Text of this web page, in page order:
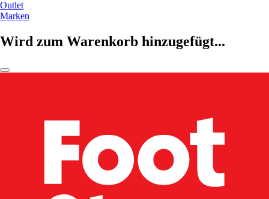
Outlet
Marken
Wird zum Warenkorb hinzugefügt...